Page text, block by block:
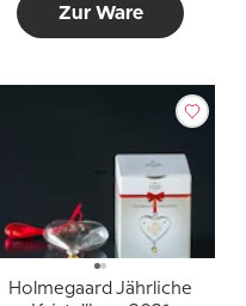
Zur Ware
Holmegaard Jährliche